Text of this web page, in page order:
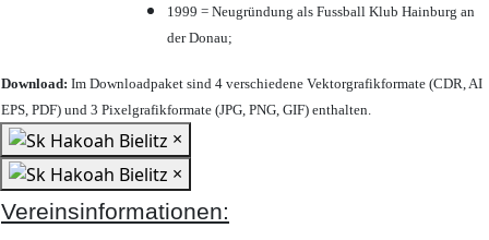
1999 = Neugründung als Fussball Klub Hainburg an
der Donau;
Download: Im Downloadpaket sind 4 verschiedene Vektorgrafikformate (CDR, AI
EPS, PDF) und 3 Pixelgrafikformate (JPG, PNG, GIF) enthalten.
×
×
Vereinsinformationen: